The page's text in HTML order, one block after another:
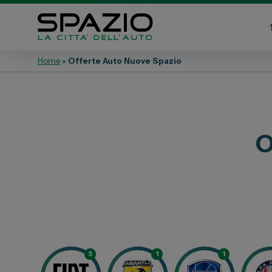
Leapmotor
Toyota
Auto
Home » Offerte Auto Nuove Spazio
5 1 1